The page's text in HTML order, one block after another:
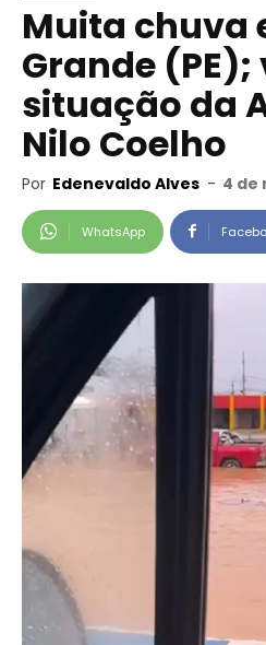
Muita chuva
Grande (PE);
situação da
Nilo Coelho
Por Edenevaldo Alves - 4 de
WhatsApp